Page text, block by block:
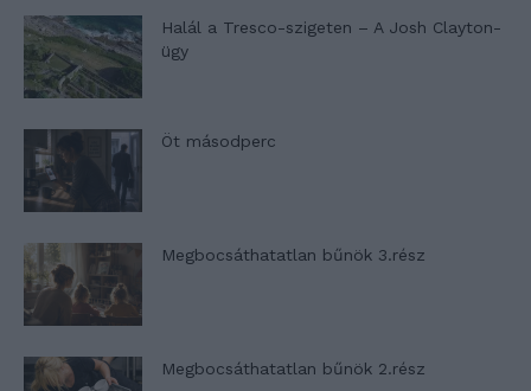
Halál a Tresco-szigeten – A Josh Clayton-
ügy
Öt másodperc
Megbocsáthatatlan bűnök 3.rész
Megbocsáthatatlan bűnök 2.rész